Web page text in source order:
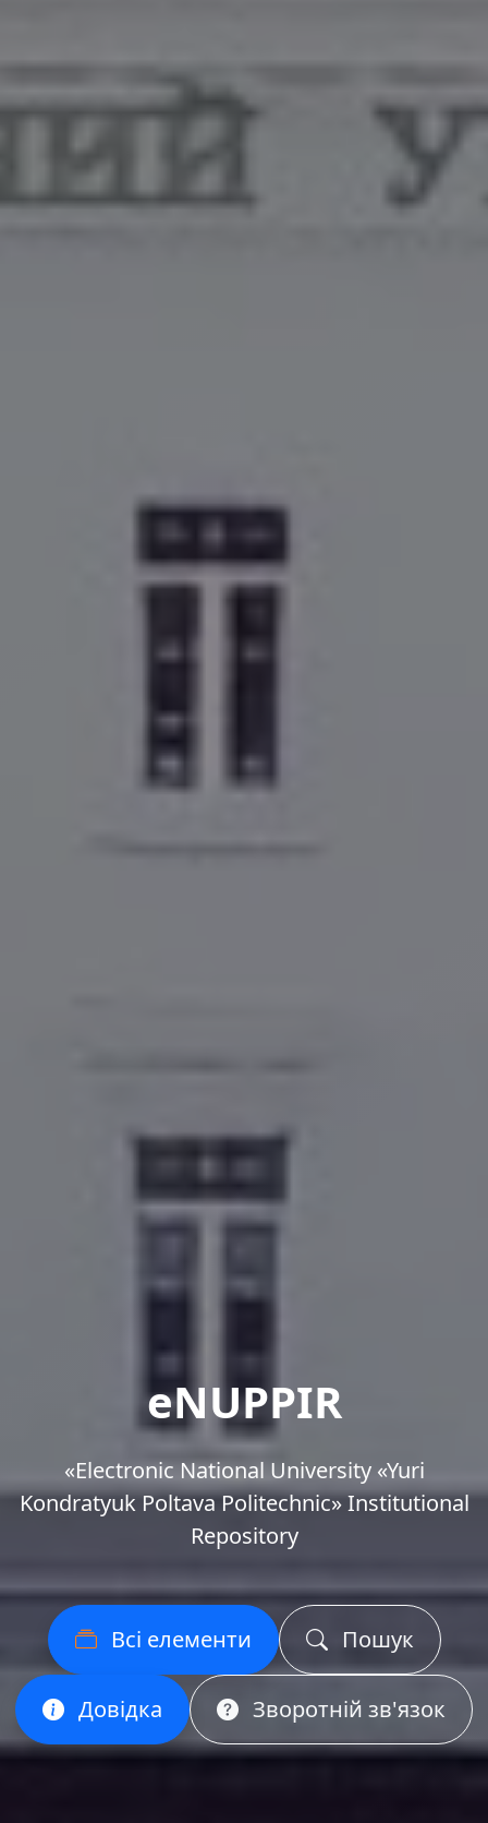
eNUPPIR
«Еlectronic National University «Yuri
Kondratyuk Poltava Politechnic» Institutional
Repository
Всі елементи Пошук
Довідка Зворотній зв'язок